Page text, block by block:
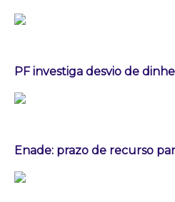
PF investiga desvio de
Enade: prazo de recurso